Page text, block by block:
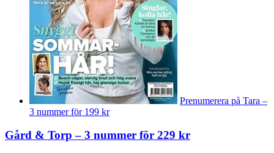
Prenumerera på Tara –
3 nummer för 199 kr
Gård & Torp – 3 nummer för 229 kr